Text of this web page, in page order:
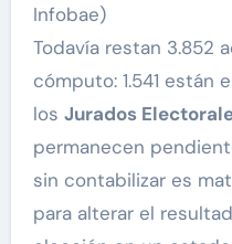
Infobae)
Todavía restan 3.852
cómputo: 1.541 están
los Jurados
permanecen
sin contabilizar es
para alterar el